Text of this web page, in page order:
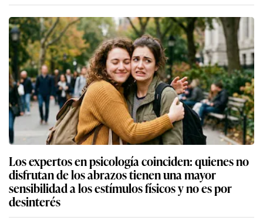
Los expertos en psicología coinciden: quienes no
disfrutan de los abrazos tienen una mayor
sensibilidad a los estímulos físicos y no es por
desinterés